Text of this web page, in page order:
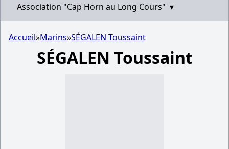
Association "Cap Horn au Long Cours" ▾
Accueil»Marins»SÉGALEN Toussaint
SÉGALEN Toussaint